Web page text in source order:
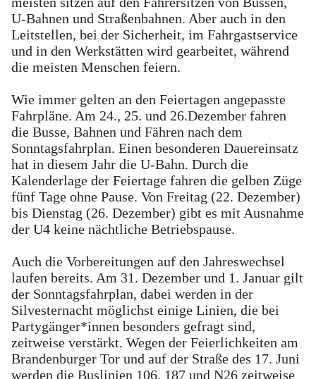
U-Bahnen und Straßenbahnen. Aber auch in den
Leitstellen, bei der Sicherheit, im Fahrgastservice
und in den Werkstätten wird gearbeitet, während
die meisten Menschen feiern.
Wie immer gelten an den Feiertagen angepasste
Fahrpläne. Am 24., 25. und 26.Dezember fahren
die Busse, Bahnen und Fähren nach dem
Sonntagsfahrplan. Einen besonderen Dauereinsatz
hat in diesem Jahr die U-Bahn. Durch die
Kalenderlage der Feiertage fahren die gelben Züge
fünf Tage ohne Pause. Von Freitag (22. Dezember)
bis Dienstag (26. Dezember) gibt es mit Ausnahme
der U4 keine nächtliche Betriebspause.
Auch die Vorbereitungen auf den Jahreswechsel
laufen bereits. Am 31. Dezember und 1. Januar gilt
der Sonntagsfahrplan, dabei werden in der
Silvesternacht möglichst einige Linien, die bei
Partygänger*innen besonders gefragt sind,
zeitweise verstärkt. Wegen der Feierlichkeiten am
Brandenburger Tor und auf der Straße des 17. Juni
werden die Buslinien 106, 187 und N26 zeitweise